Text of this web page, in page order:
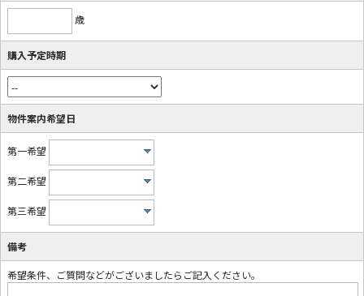
歳
購入予定時期
物件案内希望日
第一希望
第二希望
第三希望
備考
希望条件、ご質問などがございましたらご記入ください。